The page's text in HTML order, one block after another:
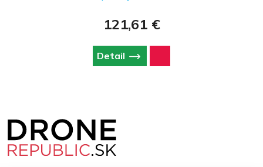
121,61 €
Detail